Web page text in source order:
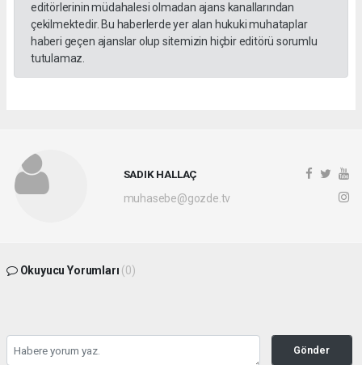
editörlerinin müdahalesi olmadan ajans kanallarından
çekilmektedir. Bu haberlerde yer alan hukuki muhataplar
haberi geçen ajanslar olup sitemizin hiçbir editörü sorumlu
tutulamaz.
SADIK HALLAÇ
muhasebe@gozde.tv
Okuyucu Yorumları (0)
Gönder